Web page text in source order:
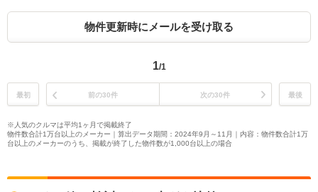
物件更新時にメールを受け取る
1/1
最初 前の30件 次の30件 最後
※人気のクルマは平均1ヶ月で掲載終了
物件数合計1万台以上のメーカー｜算出データ期間：2024年9月～11月｜内容：物件数合計1万
台以上のメーカーのうち、掲載が終了した物件数が1,000台以上の場合